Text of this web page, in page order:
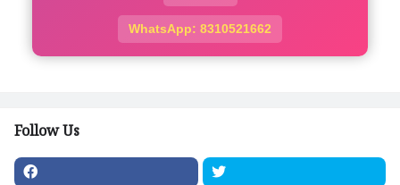
WhatsApp: 8310521662
Follow Us